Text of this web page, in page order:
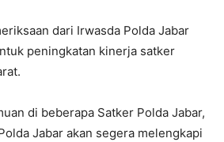
dari Irwasda Polda Jabar
peningkatan kinerja satker
di beberapa Satker Polda Jabar,
Jabar akan segera melengkapi